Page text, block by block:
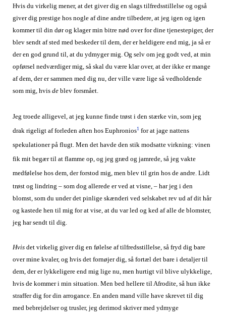
Hvis du virkelig mener, at det giver dig en slags tilfredsstillelse og også
giver dig prestige hos nogle af dine andre tilbedere, at jeg igen og igen
kommer til din dør og klager min bitre nød over for dine tjenestepiger, der
blev sendt af sted med beskeder til dem, der er heldigere end mig, ja så er
der en god grund til, at du ydmyger mig. Og selv om jeg godt ved, at min
opførsel nedværdiger mig, så skal du være klar over, at der ikke er mange
af dem, der er sammen med dig nu, der ville være lige så vedholdende
som mig, hvis deblev forsmået.
Jeg troede alligevel, at jeg kunne finde trøst i den stærke vin, som jeg
drak rigeligt af forleden aften hos Euphronios1for at jage nattens
spekulationer på flugt. Men det havde den stik modsatte virkning: vinen
fik mit begær til at flamme op, og jeg græd og jamrede, så jeg vakte
medfølelse hos dem, der forstod mig, men blev til grin hos de andre. Lidt
trøst og lindring – som dog allerede er ved at visne, – har jeg i den
blomst, som du under det pinlige skænderi ved selskabet rev ud af dit hår
og kastede hen til mig for at vise, at du var led og ked af alle de blomster,
jeg har sendt til dig.
Hvisdet virkelig giver dig en følelse af tilfredsstillelse, så fryd dig bare
over mine kvaler, og hvis det fornøjer dig, så fortæl det bare i detaljer til
dem, der er lykkeligere end mig lige nu, men hurtigt vil blive ulykkelige,
hvis de kommer i min situation. Men bed hellere til Afrodite, så hun ikke
straffer dig for din arrogance. En anden mand ville have skrevet til dig
med bebrejdelser og trusler, jeg derimod skriver med ydmyge